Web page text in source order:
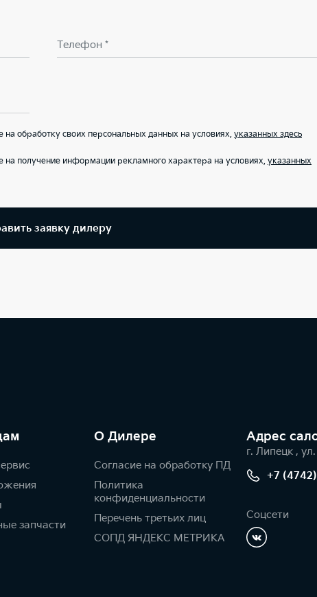
Телефон *
обработку своих персональных данных на условиях,указанных здесь
получение информации рекламного характера на условиях,указанных
заявку дилеру
запчасти
О Дилере
Согласие на обработку ПД
Политика
конфиденциальности
Перечень третьих лиц
СОПД ЯНДЕКС МЕТРИКА
Адрес
г. Липецк ,
+7
Соцсети